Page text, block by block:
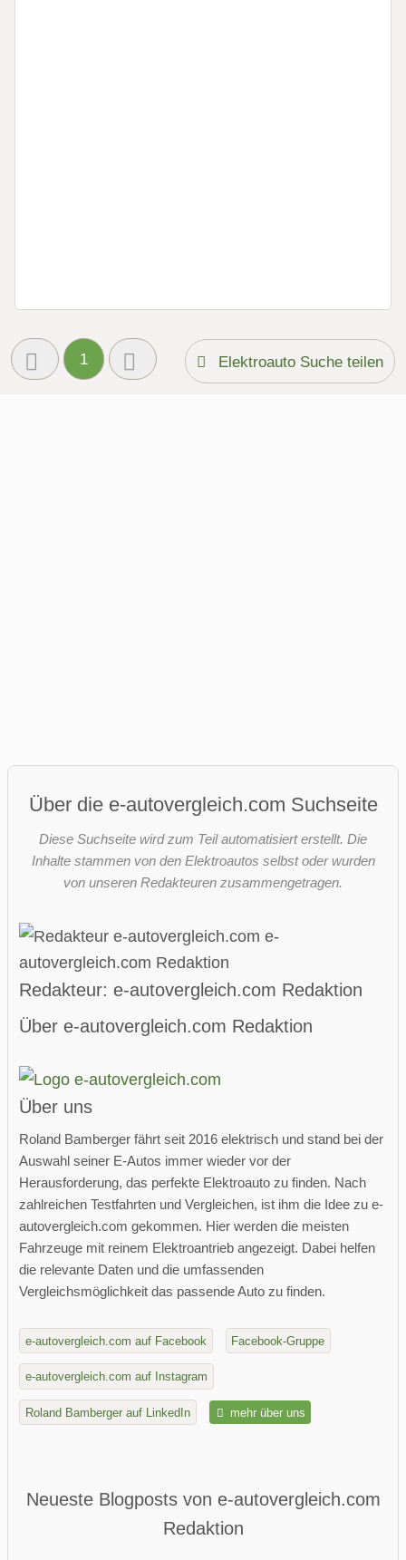
1 Elektroauto Suche teilen
Über die e-autovergleich.com Suchseite
Diese Suchseite wird zum Teil automatisiert erstellt. Die
Inhalte stammen von den Elektroautos selbst oder wurden
von unseren Redakteuren zusammengetragen.
Redakteur: e-autovergleich.com Redaktion
Über e-autovergleich.com Redaktion
Über uns
Roland Bamberger fährt seit 2016 elektrisch und stand bei der
Auswahl seiner E-Autos immer wieder vor der
Herausforderung, das perfekte Elektroauto zu finden. Nach
zahlreichen Testfahrten und Vergleichen, ist ihm die Idee zu e-
autovergleich.com gekommen. Hier werden die meisten
Fahrzeuge mit reinem Elektroantrieb angezeigt. Dabei helfen
die relevante Daten und die umfassenden
Vergleichsmöglichkeit das passende Auto zu finden.
e-autovergleich.com auf Facebook Facebook-Gruppe
e-autovergleich.com auf Instagram
Roland Bamberger auf LinkedIn mehr über uns
Neueste Blogposts von e-autovergleich.com
Redaktion